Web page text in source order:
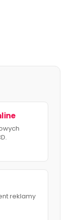
reklamy